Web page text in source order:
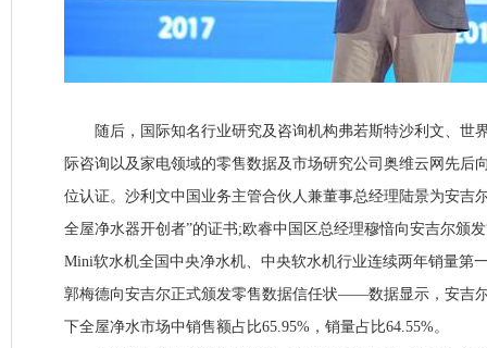
随后，国际知名行业研究及咨询机构弗若斯特沙利文、世
际咨询以及家电领域的零售数据及市场研究公司奥维云网先后
位认证。沙利文中国业务主管合伙人兼董事总经理陆景为安吉
全屋净水器开创者”的证书;欧睿中国区总经理穆愔向安吉尔颁
Mini软水机全国中央净水机、中央软水机行业连续两年销量第
郭梅德向安吉尔正式颁发零售数据信任状——数据显示，安吉
下全屋净水市场中销售额占比65.95%，销量占比64.55%。